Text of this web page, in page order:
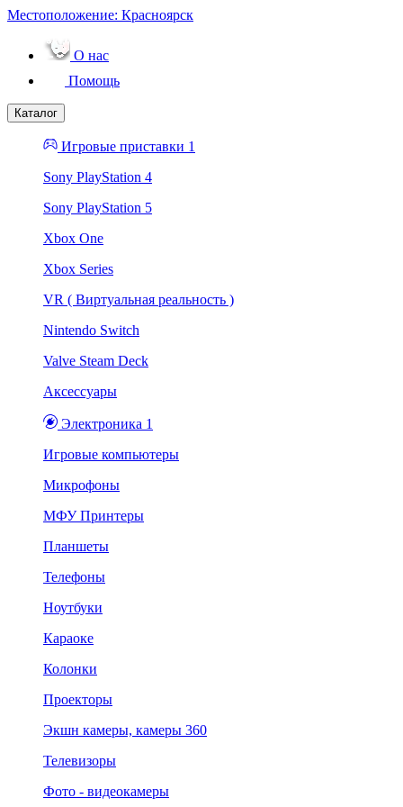
Местоположение: Красноярск
О нас
Помощь
Каталог
Игровые приставки 1
Sony PlayStation 4
Sony PlayStation 5
Xbox One
Xbox Series
VR ( Виртуальная реальность )
Nintendo Switch
Valve Steam Deck
Аксессуары
Электроника 1
Игровые компьютеры
Микрофоны
МФУ Принтеры
Планшеты
Телефоны
Ноутбуки
Караоке
Колонки
Проекторы
Экшн камеры, камеры 360
Телевизоры
Фото - видеокамеры